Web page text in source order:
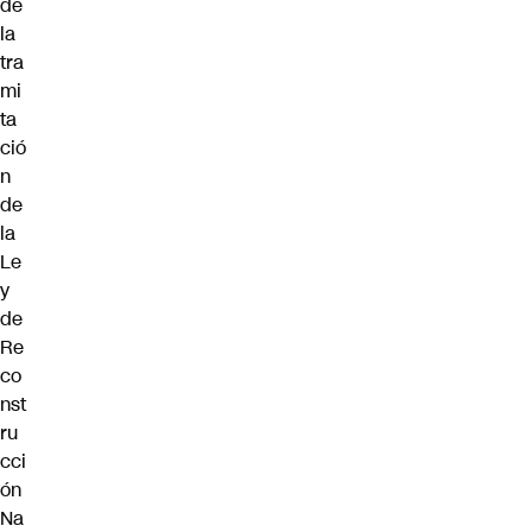
la
tra
mi
ta
ció
n
de
la
Le
y
de
Re
co
nst
ru
cci
ón
Na